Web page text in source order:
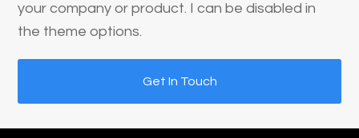
your company or product. I can be disabled in
the theme options.
Get In Touch